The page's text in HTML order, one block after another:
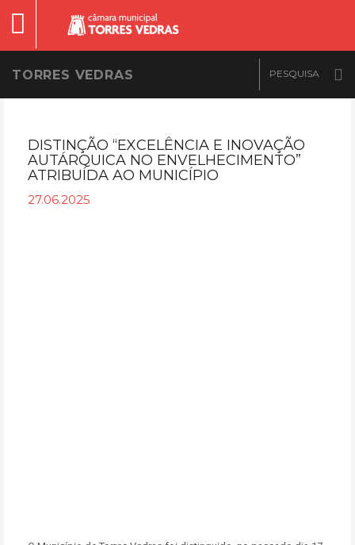
TORRES VEDRAS
DISTINÇÃO “EXCELÊNCIA E INOVAÇÃO
AUTÁRQUICA NO ENVELHECIMENTO”
ATRIBUÍDA AO MUNICÍPIO
27.06.2025